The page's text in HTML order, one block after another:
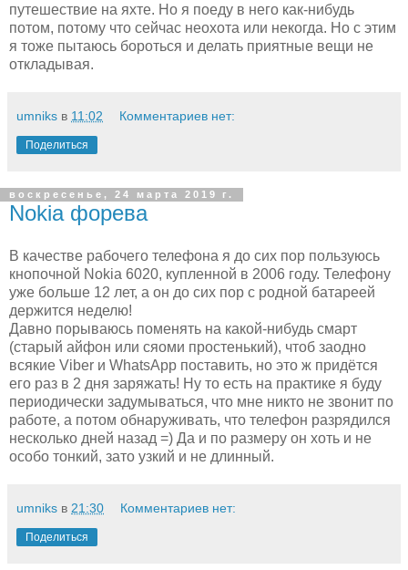
путешествие на яхте. Но я поеду в него как-нибудь
потом, потому что сейчас неохота или некогда. Но с этим
я тоже пытаюсь бороться и делать приятные вещи не
откладывая.
umniks в 11:02 Комментариев нет:
Поделиться
воскресенье, 24 марта 2019 г.
Nokia форева
В качестве рабочего телефона я до сих пор пользуюсь
кнопочной Nokia 6020, купленной в 2006 году. Телефону
уже больше 12 лет, а он до сих пор с родной батареей
держится неделю!
Давно порываюсь поменять на какой-нибудь смарт
(старый айфон или сяоми простенький), чтоб заодно
всякие Viber и WhatsApp поставить, но это ж придётся
его раз в 2 дня заряжать! Ну то есть на практике я буду
периодически задумываться, что мне никто не звонит по
работе, а потом обнаруживать, что телефон разрядился
несколько дней назад =) Да и по размеру он хоть и не
особо тонкий, зато узкий и не длинный.
umniks в 21:30 Комментариев нет:
Поделиться